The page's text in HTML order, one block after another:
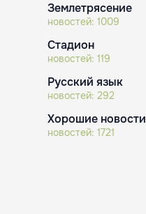
Землетрясение
новостей: 1009
Стадион
новостей: 119
Русский язык
новостей: 292
Хорошие новости
новостей: 1721